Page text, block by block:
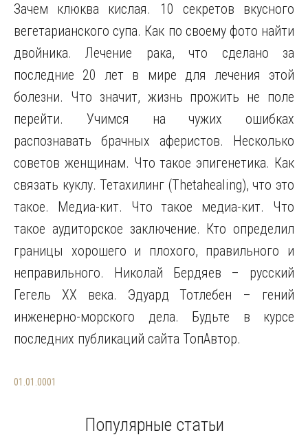
Зачем клюква кислая. 10 секретов вкусного
вегетарианского супа. Как по своему фото найти
двойника. Лечение рака, что сделано за
последние 20 лет в мире для лечения этой
болезни. Что значит, жизнь прожить не поле
перейти. Учимся на чужих ошибках
распознавать брачных аферистов. Несколько
советов женщинам. Что такое эпигенетика. Как
связать куклу. Тетахилинг (Thetahealing), что это
такое. Медиа-кит. Что такое медиа-кит. Что
такое аудиторское заключение. Кто определил
границы хорошего и плохого, правильного и
неправильного. Николай Бердяев – русский
Гегель ХХ века. Эдуард Тотлебен – гений
инженерно-морского дела. Будьте в курсе
последних публикаций сайта ТопАвтор.
01.01.0001
Популярные статьи